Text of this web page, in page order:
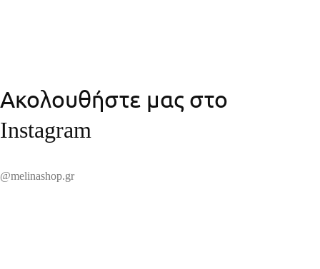
Ακολουθήστε μας στο
Instagram
@melinashop.gr